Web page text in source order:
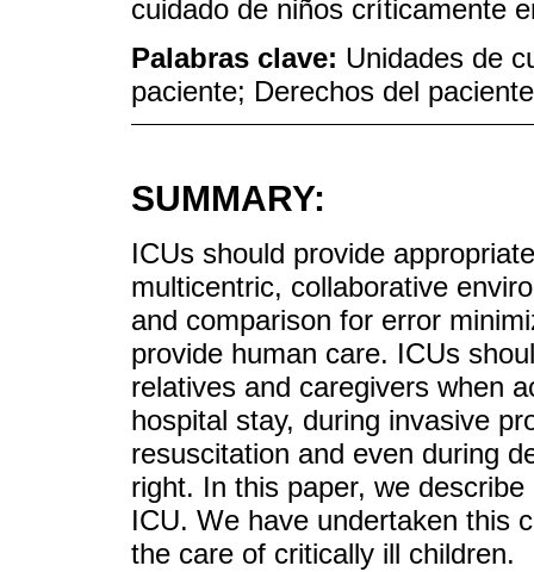
cuidado de niños críticamente
Palabras clave: Unidades de
paciente; Derechos del
SUMMARY:
ICUs should provide
multicentric, collaborative
and comparison for error
provide human care. ICUs
relatives and caregivers when
hospital stay, during invasive
resuscitation and even during
right. In this paper, we
ICU. We have undertaken this
the care of critically ill children.